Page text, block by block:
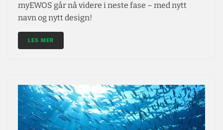
myEWOS går nå videre i neste fase – med nytt
navn og nytt design!
LES MER